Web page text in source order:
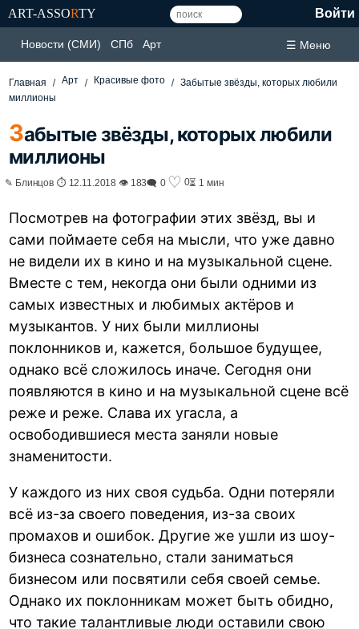
ART-ASSORTY Войти
Новости (СМИ) СПб Арт ☰ Меню
Главная Арт Красивые фото
Забытые звёзды, которых любили
миллионы
Забытые звёзды, которых любили
миллионы
✎ Блинцов ⏱ 12.11.2018 👁 183🗨 0 ♡ 0⏳ 1 мин
Посмотрев на фотографии этих звёзд, вы и
сами поймаете себя на мысли, что уже давно
не видели их в кино и на музыкальной сцене.
Вместе с тем, некогда они были одними из
самых известных и любимых актёров и
музыкантов. У них были миллионы
поклонников и, кажется, большое будущее,
однако всё сложилось иначе. Сегодня они
появляются в кино и на музыкальной сцене всё
реже и реже. Слава их угасла, а
освободившиеся места заняли новые
знаменитости.
У каждого из них своя судьба. Одни потеряли
всё из-за своего поведения, из-за своих
промахов и ошибок. Другие же ушли из шоу-
бизнеса сознательно, стали заниматься
бизнесом или посвятили себя своей семье.
Однако их поклонникам может быть обидно,
что такие талантливые люди оставили свою